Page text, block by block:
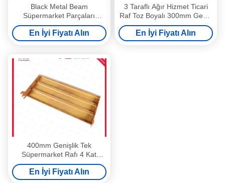
Black Metal Beam
Süpermarket Parçaları
Uzunluk 800mm 900mm
1000mm 1200mm
En İyi Fiyatı Alın
3 Taraflı Ağır Hizmet Ticari
Raf Toz Boyalı 300mm Geniş
Raflar
En İyi Fiyatı Alın
400mm Genişlik Tek
Süpermarket Rafı 4 Kat
Beyaz
En İyi Fiyatı Alın